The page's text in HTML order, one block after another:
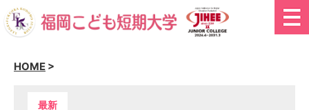
HOME >
最新